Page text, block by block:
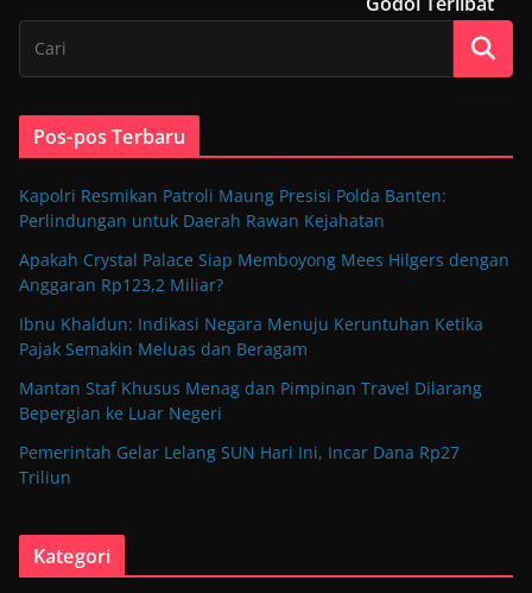
Pos-pos Terbaru
Kapolri Resmikan Patroli Maung Presisi Polda Banten:
Perlindungan untuk Daerah Rawan Kejahatan
Apakah Crystal Palace Siap Memboyong Mees Hilgers dengan
Anggaran Rp123,2 Miliar?
Ibnu Khaldun: Indikasi Negara Menuju Keruntuhan Ketika
Pajak Semakin Meluas dan Beragam
Mantan Staf Khusus Menag dan Pimpinan Travel Dilarang
Bepergian ke Luar Negeri
Pemerintah Gelar Lelang SUN Hari Ini, Incar Dana Rp27
Triliun
Kategori